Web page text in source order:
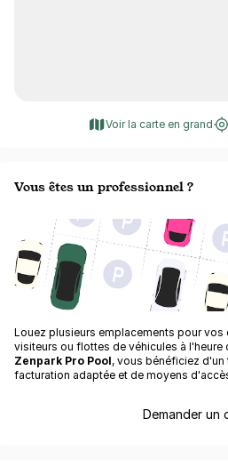
Voir la carte en grand
Vous êtes un professionnel ?
Louez plusieurs emplacements pour vos
visiteurs ou flottes de véhicules à l'heure
Zenpark Pro Pool, vous bénéficiez
facturation adaptée et de moyens
Demander un